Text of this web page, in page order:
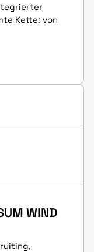
Kette: von
WIND